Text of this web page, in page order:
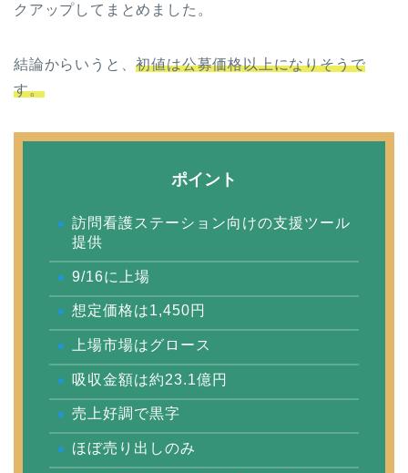
クアップしてまとめました。
結論からいうと、初値は公募価格以上になりそうで
す。
ポイント
訪問看護ステーション向けの支援ツール
提供
9/16に上場
想定価格は1,450円
上場市場はグロース
吸収金額は約23.1億円
売上好調で黒字
ほぼ売り出しのみ